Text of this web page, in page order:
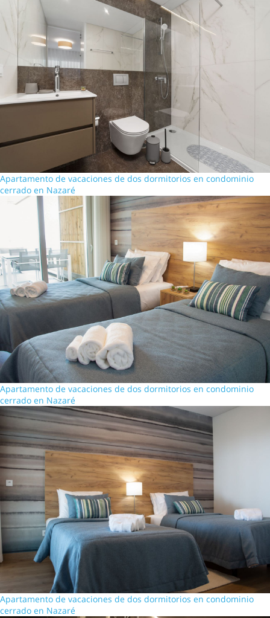
Apartamento de vacaciones de dos dormitorios en condominio
cerrado en Nazaré
Apartamento de vacaciones de dos dormitorios en condominio
cerrado en Nazaré
Apartamento de vacaciones de dos dormitorios en condominio
cerrado en Nazaré